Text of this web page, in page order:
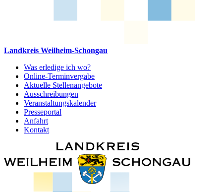
Landkreis Weilheim-Schongau
Was erledige ich wo?
Online-Terminvergabe
Aktuelle Stellenangebote
Ausschreibungen
Veranstaltungskalender
Presseportal
Anfahrt
Kontakt